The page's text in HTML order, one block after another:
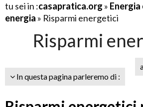
tu sei in :casapratica.org » Energia
energia » Risparmi energetici
Risparmi
In questa pagina parleremo di :